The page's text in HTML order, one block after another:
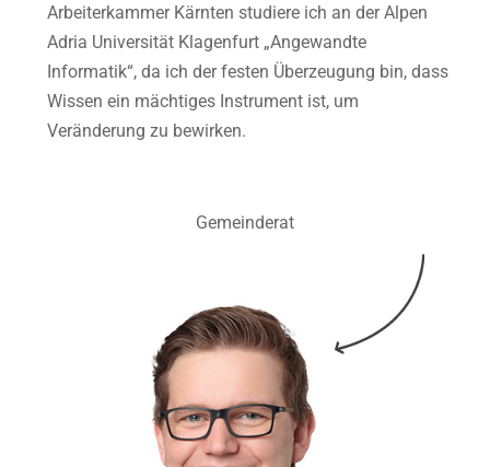
Arbeiterkammer Kärnten studiere ich an der Alpen
Adria Universität Klagenfurt „Angewandte
Informatik“, da ich der festen Überzeugung bin, dass
Wissen ein mächtiges Instrument ist, um
Veränderung zu bewirken.
Gemeinderat